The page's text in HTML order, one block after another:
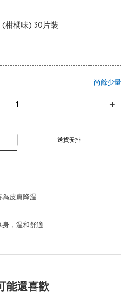
柑橘味) 30片裝
尚餘少量
送貨安排
皮膚降温
身，温和舒適
能還喜歡